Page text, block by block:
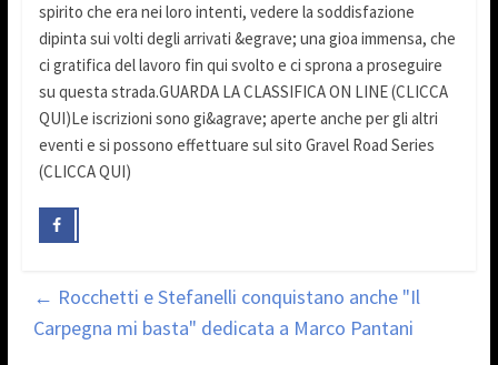
spirito che era nei loro intenti, vedere la soddisfazione
dipinta sui volti degli arrivati &egrave; una gioa immensa, che
ci gratifica del lavoro fin qui svolto e ci sprona a proseguire
su questa strada.GUARDA LA CLASSIFICA ON LINE (CLICCA
QUI)Le iscrizioni sono gi&agrave; aperte anche per gli altri
eventi e si possono effettuare sul sito Gravel Road Series
(CLICCA QUI)
← Rocchetti e Stefanelli conquistano anche "Il
Carpegna mi basta" dedicata a Marco Pantani